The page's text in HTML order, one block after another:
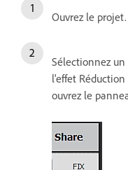
Ouvrez le projet.
Sélectionnez
l'effet
ouvrez le